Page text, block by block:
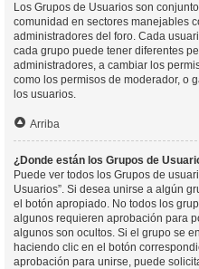
Los Grupos de Usuarios son
comunidad en sectores manejables
administradores del foro. Cada
cada grupo puede tener diferentes
administradores, a cambiar los
como los permisos de moderador, o
los usuarios.
Arriba
¿Donde están los Grupos de
Puede ver todos los Grupos de
Usuarios”. Si desea unirse a algún
el botón apropiado. No todos los
algunos requieren aprobación para
algunos son ocultos. Si el grupo se
haciendo clic en el botón
aprobación para unirse, puede